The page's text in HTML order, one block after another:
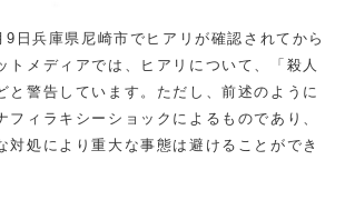
日兵庫県尼崎市でヒアリが確認されてから
トメディアでは、ヒアリについて、「殺人
と警告しています。ただし、前述のように
フィラキシーショックによるものであり、
対処により重大な事態は避けることができ